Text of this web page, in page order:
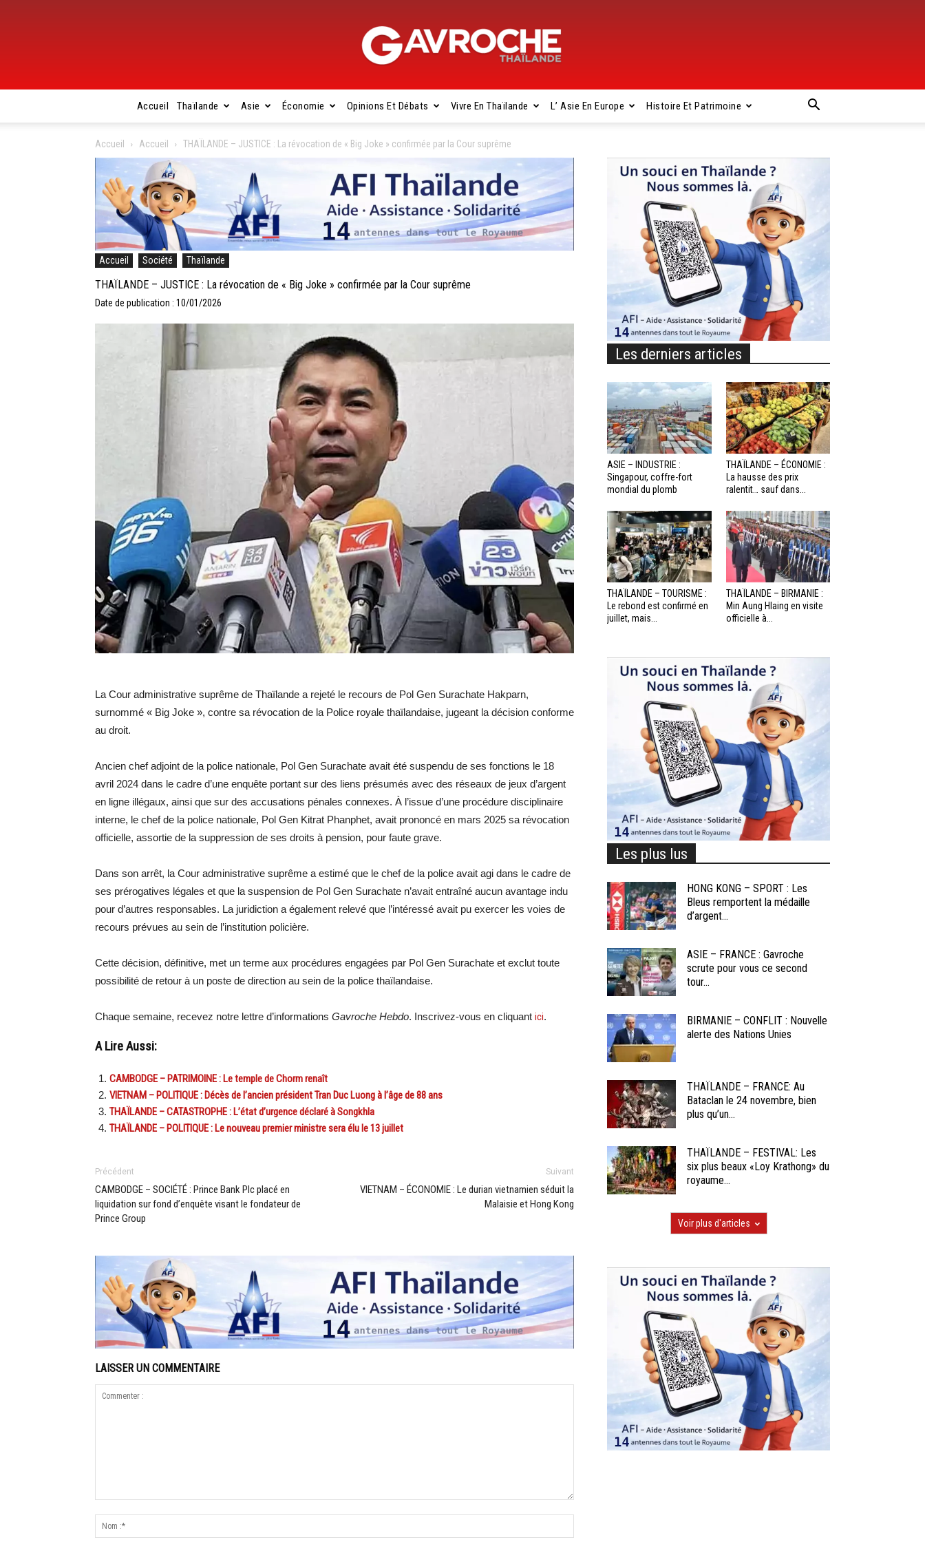
Gavroche
Thaïlande
Accueil Thaïlande Asie Économie Opinions Et Débats Vivre En Thaïlande L’ Asie En Europe Histoire Et Patrimoine
Accueil Accueil THAÏLANDE – JUSTICE : La révocation de « Big Joke » confirmée par la Cour suprême
Accueil Société Thaïlande
THAÏLANDE – JUSTICE : La révocation de « Big Joke » confirmée par la Cour suprême
Date de publication : 10/01/2026
La Cour administrative suprême de Thaïlande a rejeté le recours de Pol Gen Surachate Hakparn,
surnommé « Big Joke », contre sa révocation de la Police royale thaïlandaise, jugeant la décision conforme
au droit.
Ancien chef adjoint de la police nationale, Pol Gen Surachate avait été suspendu de ses fonctions le 18
avril 2024 dans le cadre d’une enquête portant sur des liens présumés avec des réseaux de jeux d’argent
en ligne illégaux, ainsi que sur des accusations pénales connexes. À l’issue d’une procédure disciplinaire
interne, le chef de la police nationale, Pol Gen Kitrat Phanphet, avait prononcé en mars 2025 sa révocation
officielle, assortie de la suppression de ses droits à pension, pour faute grave.
Dans son arrêt, la Cour administrative suprême a estimé que le chef de la police avait agi dans le cadre de
ses prérogatives légales et que la suspension de Pol Gen Surachate n’avait entraîné aucun avantage indu
pour d’autres responsables. La juridiction a également relevé que l’intéressé avait pu exercer les voies de
recours prévues au sein de l’institution policière.
Cette décision, définitive, met un terme aux procédures engagées par Pol Gen Surachate et exclut toute
possibilité de retour à un poste de direction au sein de la police thaïlandaise.
Chaque semaine, recevez notre lettre d’informations Gavroche Hebdo. Inscrivez-vous en cliquant ici.
A Lire Aussi:
CAMBODGE – PATRIMOINE : Le temple de Chorm renaît
VIETNAM – POLITIQUE : Décès de l’ancien président Tran Duc Luong à l’âge de 88 ans
THAÏLANDE – CATASTROPHE : L’état d’urgence déclaré à Songkhla
THAÏLANDE – POLITIQUE : Le nouveau premier ministre sera élu le 13 juillet
Précédent
CAMBODGE – SOCIÉTÉ : Prince Bank Plc placé en
liquidation sur fond d’enquête visant le fondateur de
Prince Group
Suivant
VIETNAM – ÉCONOMIE : Le durian vietnamien séduit la
Malaisie et Hong Kong
LAISSER UN COMMENTAIRE
Les derniers articles
ASIE – INDUSTRIE :
Singapour, coffre-fort
mondial du plomb
THAÏLANDE – ÉCONOMIE :
La hausse des prix
ralentit… sauf dans...
THAÏLANDE – TOURISME :
Le rebond est confirmé en
juillet, mais...
THAÏLANDE – BIRMANIE :
Min Aung Hlaing en visite
officielle à...
Les plus lus
HONG KONG – SPORT : Les
Bleus remportent la médaille
d’argent...
ASIE – FRANCE : Gavroche
scrute pour vous ce second
tour...
BIRMANIE – CONFLIT : Nouvelle
alerte des Nations Unies
THAÏLANDE – FRANCE: Au
Bataclan le 24 novembre, bien
plus qu’un...
THAÏLANDE – FESTIVAL: Les
six plus beaux «Loy Krathong» du
royaume...
Voir plus d'articles